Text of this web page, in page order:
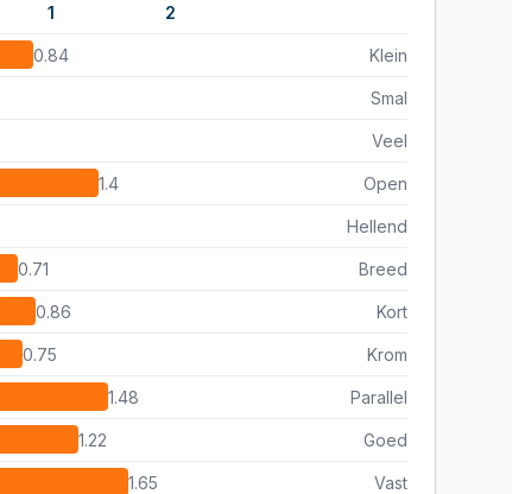
1 2
0.84 Klein
Smal
Veel
1.4 Open
Hellend
0.71 Breed
0.86 Kort
0.75 Krom
1.48 Parallel
1.22 Goed
1.65 Vast